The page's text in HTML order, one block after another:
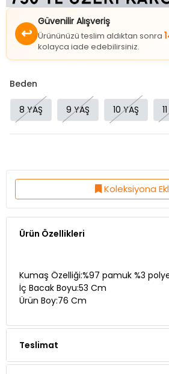
↩
Güvenilir Alışveriş
Ürününüzü teslim aldıktan sonra
kolayca iade edebilirsiniz.
Beden
8 YAŞ 9 YAŞ 10 YAŞ
Koleksiyona
Ürün Özellikleri
Kumaş Özelliği:%97 pamuk %3
İç Bacak Boyu:53 Cm
Ürün Boy:76 Cm
Teslimat